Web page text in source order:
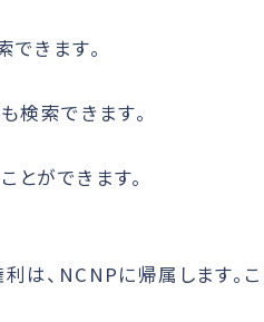
きます。
検索できます。
ができます。
は、NCNPに帰属します。